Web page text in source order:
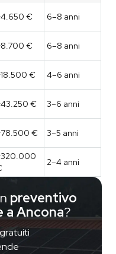
€ 6–8 anni
€ 6–8 anni
€ 4–6 anni
€ 3–6 anni
€ 3–5 anni
2–4 anni
preventivo
a Ancona?